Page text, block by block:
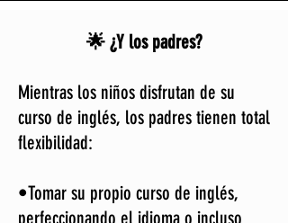
🌟 ¿Y los padres?
Mientras los niños disfrutan de su
curso de inglés, los padres tienen total
flexibilidad:
•Tomar su propio curso de inglés,
perfeccionando el idioma o incluso